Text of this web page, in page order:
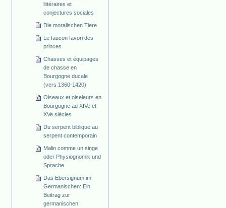
littéraires et
conjectures sociales
Die moralischen Tiere
Le faucon favori des
princes
Chasses et équipages
de chasse en
Bourgogne ducale
(vers 1360-1420)
Oiseaux et oiseleurs en
Bourgogne au XIVe et
XVe siècles
Du serpent biblique au
serpent contemporain
Malin comme un singe
oder Physiognomik und
Sprache
Das Ebersignum im
Germanischen: Ein
Beitrag zur
germanischen